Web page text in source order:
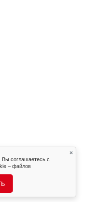
Вы соглашаетесь с
– файлов
×